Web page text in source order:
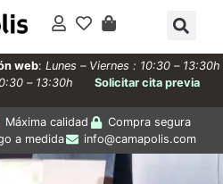
web: Lunes – Viernes : 10:30 – 13:30h
– 13:30h
Solicitar cita previa
Máxima calidad
Compra segura
a medida info@camapolis.com